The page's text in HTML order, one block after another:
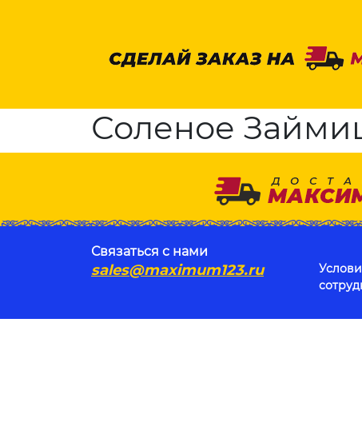
Соленое
Связаться с нами
sales@maximum123.ru